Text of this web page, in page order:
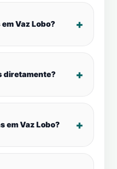
Vaz Lobo?
diretamente?
em Vaz Lobo?